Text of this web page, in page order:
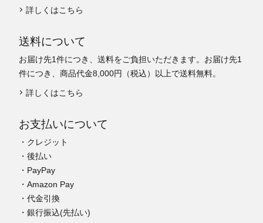
詳しくはこちら
送料について
お届け先1件につき、送料をご負担いただきます。お届け先1
件につき、商品代金8,000円（税込）以上で送料無料。
詳しくはこちら
お支払いについて
・クレジット
・後払い
・PayPay
・Amazon Pay
・代金引換
・銀行振込(先払い)